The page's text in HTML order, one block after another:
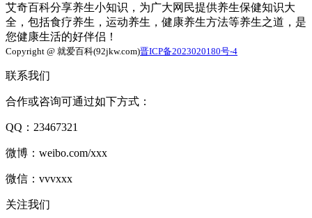
艾奇百科分享养生小知识，为广大网民提供养生保健知识大
全，包括食疗养生，运动养生，健康养生方法等养生之道，是
您健康生活的好伴侣！
Copyright @ 就爱百科(92jkw.com)晋ICP备2023020180号-4
联系我们
合作或咨询可通过如下方式：
QQ：23467321
微博：weibo.com/xxx
微信：vvvxxx
关注我们